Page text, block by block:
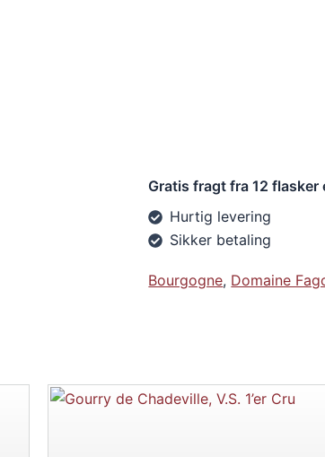
Gratis fragt fra 12 flasker
Hurtig levering
Sikker betaling
Bourgogne, Domaine